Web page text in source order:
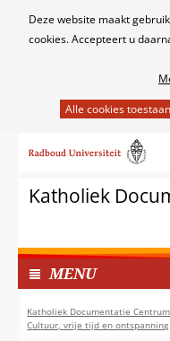
Cookies
Deze website maakt
cookies. Accepteert u
het
van
cookies
deze
website
worden
toegestaan
of
naar
inhoudKatholiek
MENUI
N
G
E
Katholiek Documentatie Centrum
Cultuur, vrije tijd en ontspanning